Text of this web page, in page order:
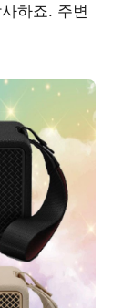
하죠. 주변